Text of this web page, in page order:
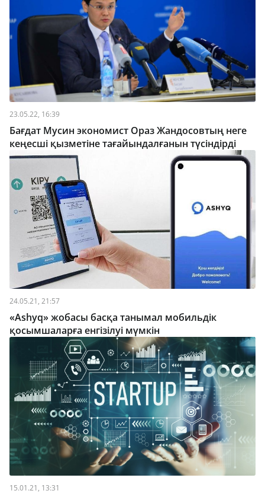
23.05.22, 16:39
Бағдат Мусин экономист Ораз Жандосовтың неге
кеңесші қызметіне тағайындалғанын түсіндірді
24.05.21, 21:57
«Ashyq» жобасы басқа танымал мобильдік
қосымшаларға енгізілуі мүмкін
15.01.21, 13:31